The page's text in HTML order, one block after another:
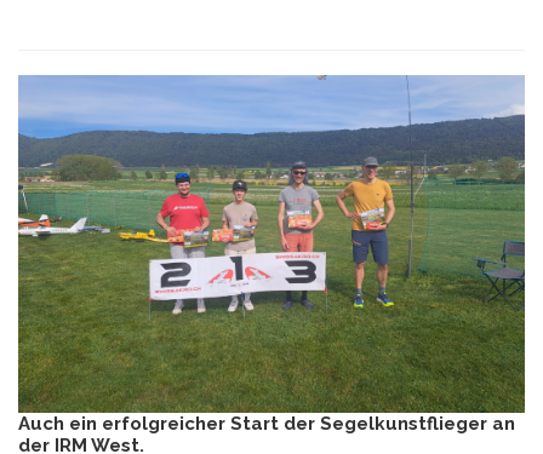
Auch ein erfolgreicher Start der Segelkunstflieger an
der IRM West.